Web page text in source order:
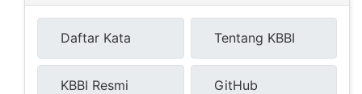
Daftar Kata Tentang KBBI
KBBI Resmi GitHub